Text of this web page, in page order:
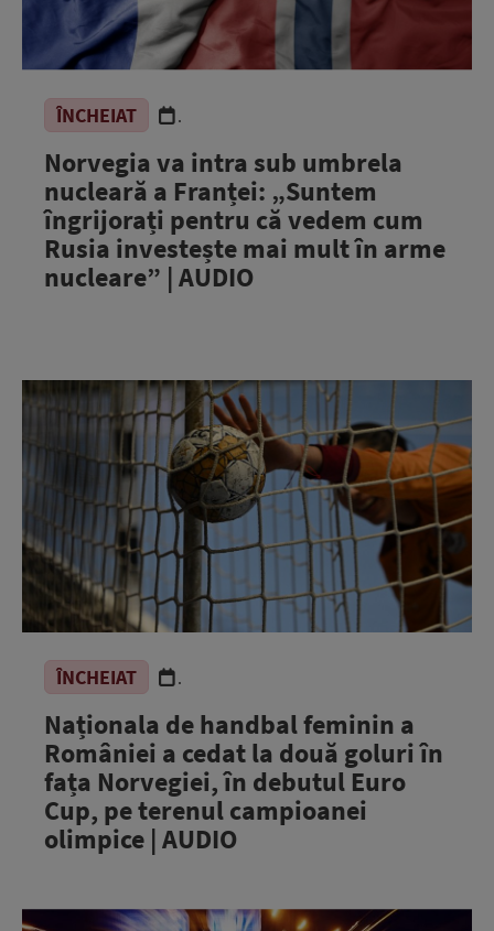
ÎNCHEIAT .
Norvegia va intra sub umbrela
nucleară a Franței: „Suntem
îngrijorați pentru că vedem cum
Rusia investește mai mult în arme
nucleare” | AUDIO
ÎNCHEIAT .
Naționala de handbal feminin a
României a cedat la două goluri în
fața Norvegiei, în debutul Euro
Cup, pe terenul campioanei
olimpice | AUDIO